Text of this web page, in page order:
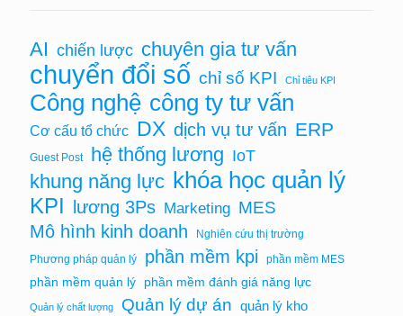
AI chiến lược chuyên gia tư vấn
chuyển đổi số chỉ số KPI Chỉ tiêu KPI
Công nghệ công ty tư vấn
Cơ cấu tổ chức DX dịch vụ tư vấn ERP
Guest Post hệ thống lương IoT
khung năng lực khóa học quản lý
KPI lương 3Ps Marketing MES
Mô hình kinh doanh
Nghiên cứu thị trường
Phương pháp quản lý
phần mềm kpi phần mềm MES
phần mềm quản lý phần mềm đánh giá năng lực
Quản lý chất lượng Quản lý dự án quản lý kho